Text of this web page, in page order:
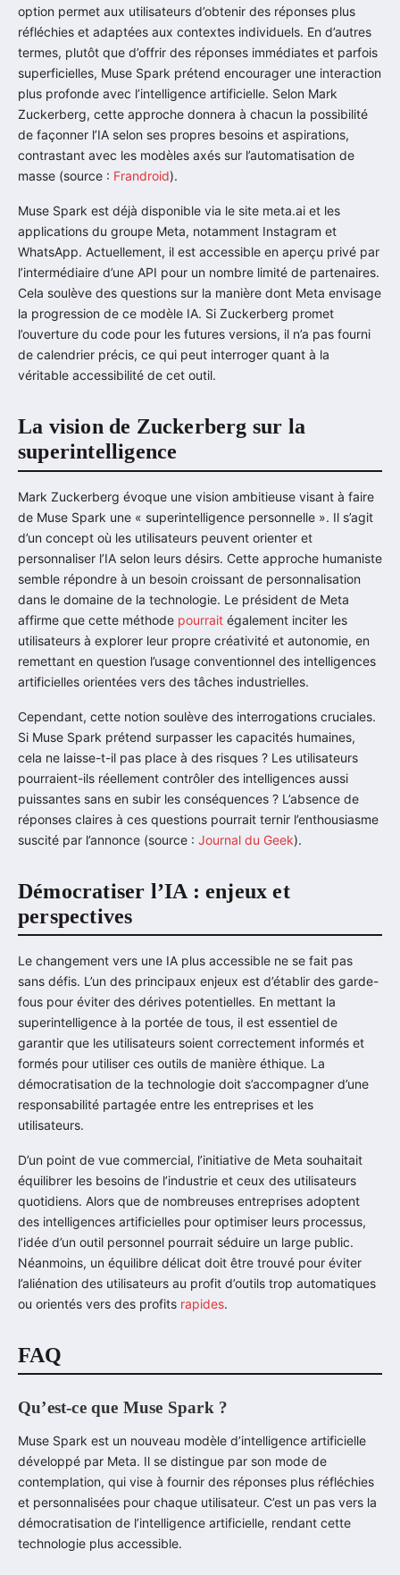
option permet aux utilisateurs d’obtenir des réponses plus
réfléchies et adaptées aux contextes individuels. En d’autres
termes, plutôt que d’offrir des réponses immédiates et parfois
superficielles, Muse Spark prétend encourager une interaction
plus profonde avec l’intelligence artificielle. Selon Mark
Zuckerberg, cette approche donnera à chacun la possibilité
de façonner l’IA selon ses propres besoins et aspirations,
contrastant avec les modèles axés sur l’automatisation de
masse (source : Frandroid).
Muse Spark est déjà disponible via le site meta.ai et les
applications du groupe Meta, notamment Instagram et
WhatsApp. Actuellement, il est accessible en aperçu privé par
l’intermédiaire d’une API pour un nombre limité de partenaires.
Cela soulève des questions sur la manière dont Meta envisage
la progression de ce modèle IA. Si Zuckerberg promet
l’ouverture du code pour les futures versions, il n’a pas fourni
de calendrier précis, ce qui peut interroger quant à la
véritable accessibilité de cet outil.
La vision de Zuckerberg sur la
superintelligence
Mark Zuckerberg évoque une vision ambitieuse visant à faire
de Muse Spark une « superintelligence personnelle ». Il s’agit
d’un concept où les utilisateurs peuvent orienter et
personnaliser l’IA selon leurs désirs. Cette approche humaniste
semble répondre à un besoin croissant de personnalisation
dans le domaine de la technologie. Le président de Meta
affirme que cette méthode pourrait également inciter les
utilisateurs à explorer leur propre créativité et autonomie, en
remettant en question l’usage conventionnel des intelligences
artificielles orientées vers des tâches industrielles.
Cependant, cette notion soulève des interrogations cruciales.
Si Muse Spark prétend surpasser les capacités humaines,
cela ne laisse-t-il pas place à des risques ? Les utilisateurs
pourraient-ils réellement contrôler des intelligences aussi
puissantes sans en subir les conséquences ? L’absence de
réponses claires à ces questions pourrait ternir l’enthousiasme
suscité par l’annonce (source : Journal du Geek).
Démocratiser l’IA : enjeux et
perspectives
Le changement vers une IA plus accessible ne se fait pas
sans défis. L’un des principaux enjeux est d’établir des garde-
fous pour éviter des dérives potentielles. En mettant la
superintelligence à la portée de tous, il est essentiel de
garantir que les utilisateurs soient correctement informés et
formés pour utiliser ces outils de manière éthique. La
démocratisation de la technologie doit s’accompagner d’une
responsabilité partagée entre les entreprises et les
utilisateurs.
D’un point de vue commercial, l’initiative de Meta souhaitait
équilibrer les besoins de l’industrie et ceux des utilisateurs
quotidiens. Alors que de nombreuses entreprises adoptent
des intelligences artificielles pour optimiser leurs processus,
l’idée d’un outil personnel pourrait séduire un large public.
Néanmoins, un équilibre délicat doit être trouvé pour éviter
l’aliénation des utilisateurs au profit d’outils trop automatiques
ou orientés vers des profits rapides.
FAQ
Qu’est-ce que Muse Spark ?
Muse Spark est un nouveau modèle d’intelligence artificielle
développé par Meta. Il se distingue par son mode de
contemplation, qui vise à fournir des réponses plus réfléchies
et personnalisées pour chaque utilisateur. C’est un pas vers la
démocratisation de l’intelligence artificielle, rendant cette
technologie plus accessible.